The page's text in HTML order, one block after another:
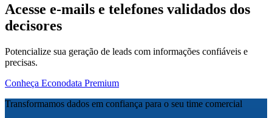
Acesse e-mails e telefones validados dos
decisores
Potencialize sua geração de leads com informações confiáveis e
precisas.
Conheça Econodata Premium
Transformamos dados em confiança para o seu time comercial